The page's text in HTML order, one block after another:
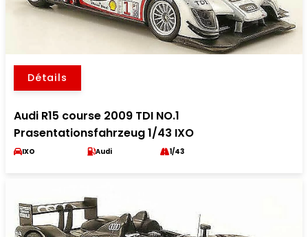
Détails
Audi R15 course 2009 TDI NO.1
Prasentationsfahrzeug 1/43 IXO
IXO Audi 1/43